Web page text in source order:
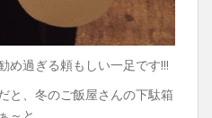
め過ぎる頼もしい一足です!!!
と、冬のご飯屋さんの下駄箱